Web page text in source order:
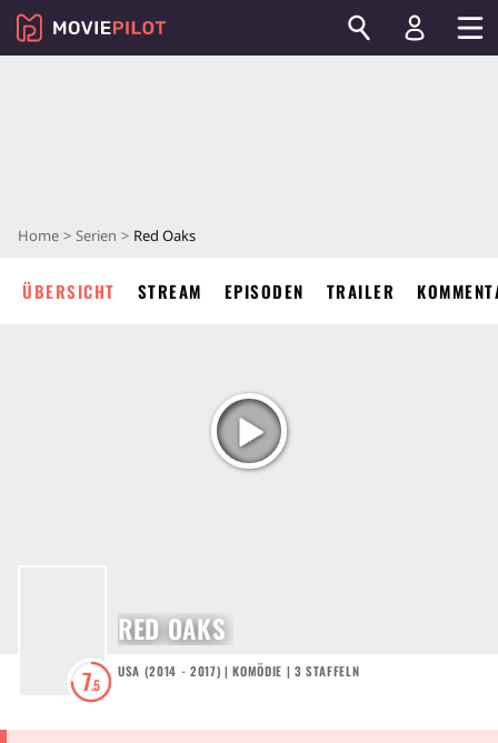
Home Serien Red Oaks
ÜBERSICHT STREAM EPISODEN TRAILER
7.5
RED OAKS
USA (2014 - 2017) |KOMÖDIE | 3 STAFFELN